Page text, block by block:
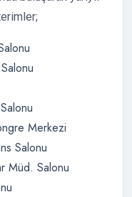
Merkezi
Salonu
Müd. Salonu